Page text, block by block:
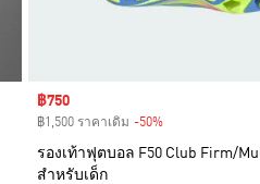
Sale price
฿750
฿1,500 ราคาเดิม -50%Discount
รองเท้าฟุตบอล F50 Club Firm/
สำหรับเด็ก